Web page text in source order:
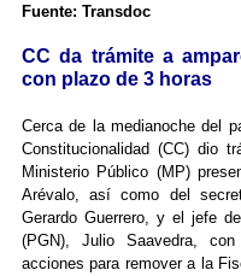
Fuente: Transdoc
CC da trámite a
con plazo de 3 horas
Cerca de la medianoche del
Constitucionalidad (CC) dio
Ministerio Público (MP)
Arévalo, así como del
Gerardo Guerrero, y el jefe
(PGN), Julio Saavedra,
acciones para remover a la